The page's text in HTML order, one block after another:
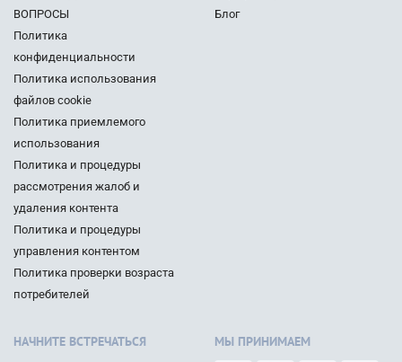
ВОПРОСЫ
Политика
конфиденциальности
Политика использования
файлов cookie
Политика приемлемого
использования
Политика и процедуры
рассмотрения жалоб и
удаления контента
Политика и процедуры
управления контентом
Политика проверки возраста
потребителей
Блог
НАЧНИТЕ ВСТРЕЧАТЬСЯ МЫ ПРИНИМАЕМ